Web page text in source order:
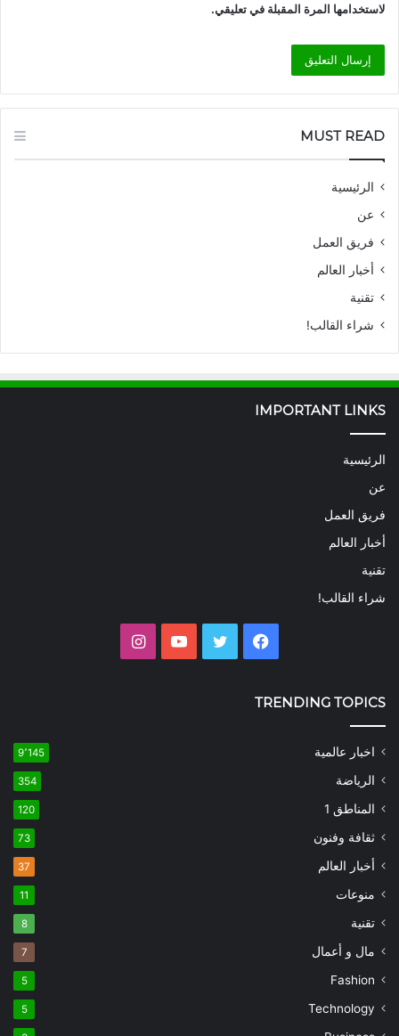
لاستخدامها المرة المقبلة في تعليقي.
MUST READ
الرئيسية
عن
فريق العمل
أخبار العالم
تقنية
شراء القالب!
IMPORTANT LINKS
الرئيسية
عن
فريق العمل
أخبار العالم
تقنية
شراء القالب!
فيسبوك تويتر يوتيوب
TRENDING TOPICS
اخبار عالمية 9٬145
الرياضة 354
المناطق 1 120
ثقافة وفنون 73
أخبار العالم 37
منوعات 11
تقنية 8
مال و أعمال 7
Fashion
5
Technology
5